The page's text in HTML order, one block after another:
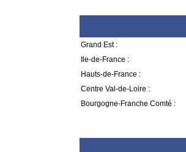
Grand Est :
Ile-de-France :
Hauts-de-France :
Centre Val-de-Loire :
Bourgogne-Franche Comté :